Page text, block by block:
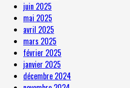
juin 2025
mai 2025
avril 2025
mars 2025
février 2025
janvier 2025
décembre 2024